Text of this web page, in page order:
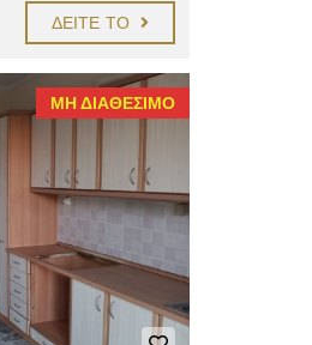
ΔΕΊΤΕ ΤΟ
ΜΗ ΔΙΑΘΈΣΙΜΟ